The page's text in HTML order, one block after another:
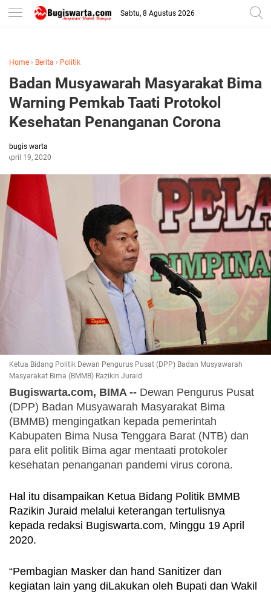
-->
Sabtu, 8 Agustus 2026
Home › Berita › Politik
Badan Musyawarah Masyarakat Bima
Warning Pemkab Taati Protokol
Kesehatan Penanganan Corona
bugis warta
April 19, 2020
Ketua Bidang Politik Dewan Pengurus Pusat (DPP) Badan Musyawarah
Masyarakat Bima (BMMB) Razikin Juraid
Bugiswarta.com, BIMA -- Dewan Pengurus Pusat
(DPP) Badan Musyawarah Masyarakat Bima
(BMMB) mengingatkan kepada pemerintah
Kabupaten Bima Nusa Tenggara Barat (NTB) dan
para elit politik Bima agar mentaati protokoler
kesehatan penanganan pandemi virus corona.
Hal itu disampaikan Ketua Bidang Politik BMMB
Razikin Juraid melalui keterangan tertulisnya
kepada redaksi Bugiswarta.com, Minggu 19 April
2020.
“Pembagian Masker dan hand Sanitizer dan
kegiatan lain yang diLakukan oleh Bupati dan Wakil